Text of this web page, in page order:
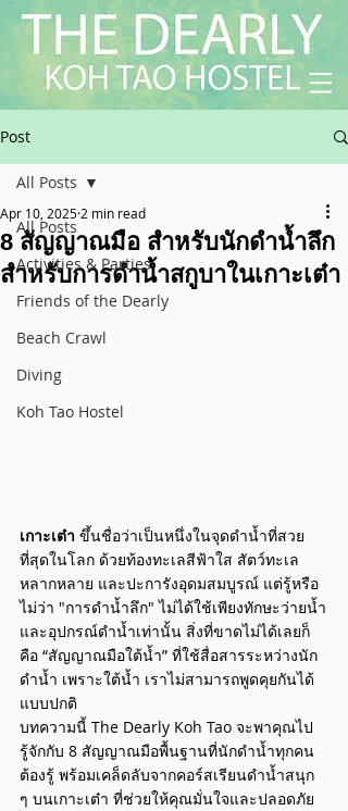
Post
All Posts
Activities & Parties
Friends of the Dearly
Beach Crawl
Diving
Koh Tao Hostel
All Posts
8 สัญญาณมือ สำหรับนักดำน้ำลึก
สำหรับการดำน้ำสกูบาในเกาะเต๋า
Apr 10, 2025 2 min read
เกาะเต๋า ขึ้นชื่อว่าเป็นหนึ่งในจุดดำน้ำที่สวย
ที่สุดในโลก ด้วยท้องทะเลสีฟ้าใส สัตว์ทะเล
หลากหลาย และปะการังอุดมสมบูรณ์ แต่รู้หรือ
ไม่ว่า "การดำน้ำลึก" ไม่ได้ใช้เพียงทักษะว่ายน้ำ
และอุปกรณ์ดำน้ำเท่านั้น สิ่งที่ขาดไม่ได้เลยก็
คือ “สัญญาณมือใต้น้ำ” ที่ใช้สื่อสารระหว่างนัก
ดำน้ำ เพราะใต้น้ำ เราไม่สามารถพูดคุยกันได้
แบบปกติ
บทความนี้ The Dearly Koh Tao จะพาคุณไป
รู้จักกับ 8 สัญญาณมือพื้นฐานที่นักดำน้ำทุกคน
ต้องรู้ พร้อมเคล็ดลับจากคอร์สเรียนดำน้ำสนุก
ๆ บนเกาะเต๋า ที่ช่วยให้คุณมั่นใจและปลอดภัย